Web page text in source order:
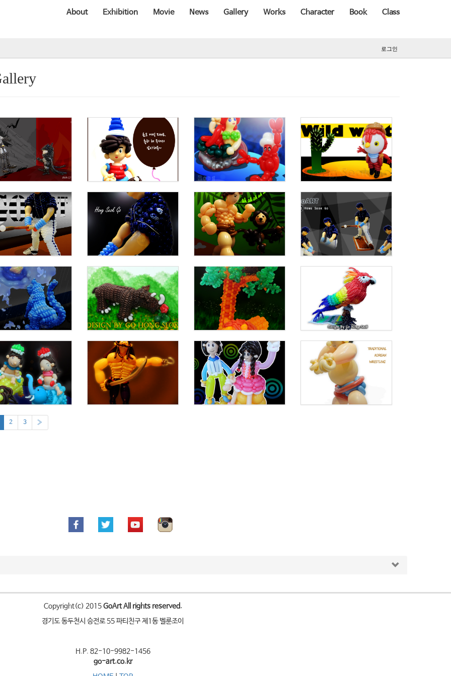
About Exhibition Movie News Gallery Works Character Book Class
로그인
2 3 »
Copyright(c) 2015GoArt All rights reserved.
경기도 동두천시 승전로 55 파티친구 제1동 벨룬조이
H.P. 82-10-9982-1456
go-art.co.kr